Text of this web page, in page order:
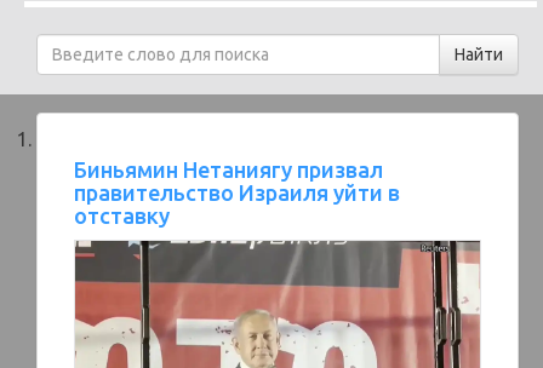
Биньямин Нетаниягу призвал
правительство Израиля уйти в
отставку